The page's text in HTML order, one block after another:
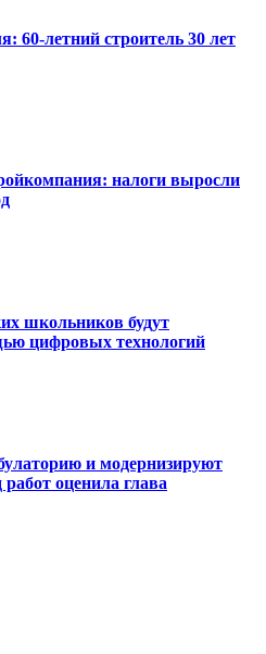
60-летний строитель 30 лет
налоги выросли
школьников будут
цифровых технологий
и модернизируют
оценила глава